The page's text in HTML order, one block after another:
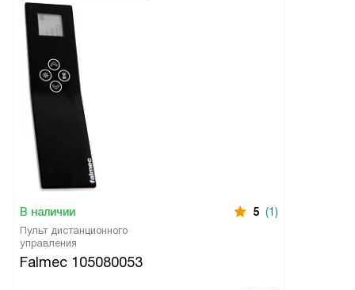
В наличии 5 (1)
Пульт дистанционного
управления
Falmec 105080053